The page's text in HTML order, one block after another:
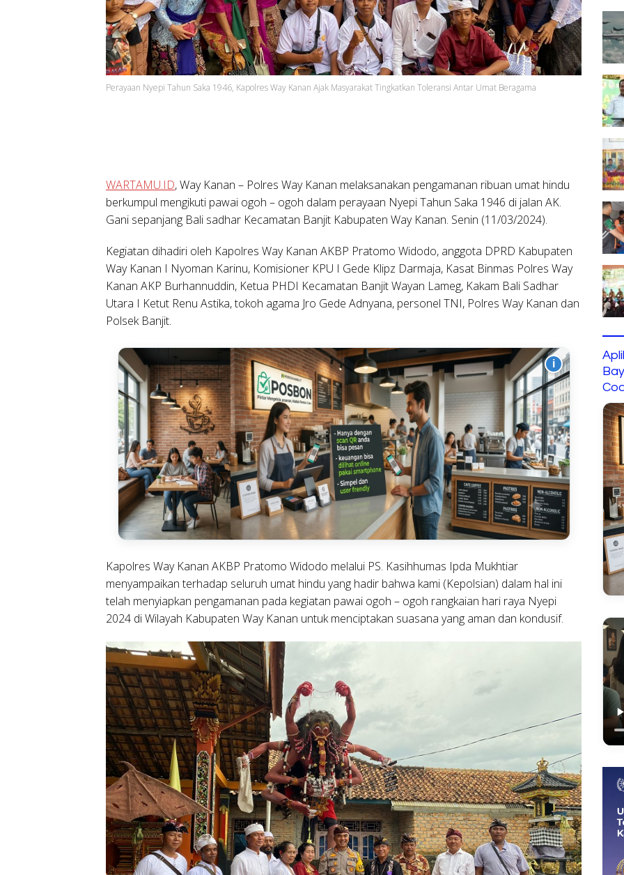
Perayaan Nyepi Tahun Saka 1946, Kapolres Way Kanan Ajak Masyarakat Tingkatkan Toleransi Antar Umat Beragama
WARTAMU.ID, Way Kanan – Polres Way Kanan melaksanakan pengamanan ribuan umat hindu
berkumpul mengikuti pawai ogoh – ogoh dalam perayaan Nyepi Tahun Saka 1946 di jalan AK.
Gani sepanjang Bali sadhar Kecamatan Banjit Kabupaten Way Kanan. Senin (11/03/2024).
Kegiatan dihadiri oleh Kapolres Way Kanan AKBP Pratomo Widodo, anggota DPRD Kabupaten
Way Kanan I Nyoman Karinu, Komisioner KPU I Gede Klipz Darmaja, Kasat Binmas Polres Way
Kanan AKP Burhannuddin, Ketua PHDI Kecamatan Banjit Wayan Lameg, Kakam Bali Sadhar
Utara I Ketut Renu Astika, tokoh agama Jro Gede Adnyana, personel TNI, Polres Way Kanan dan
Polsek Banjit.
i
Kapolres Way Kanan AKBP Pratomo Widodo melalui PS. Kasihhumas Ipda Mukhtiar
menyampaikan terhadap seluruh umat hindu yang hadir bahwa kami (Kepolsian) dalam hal ini
telah menyiapkan pengamanan pada kegiatan pawai ogoh – ogoh rangkaian hari raya Nyepi
2024 di Wilayah Kabupaten Way Kanan untuk menciptakan suasana yang aman dan kondusif.